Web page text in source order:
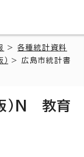
> 各種統計資料
> 広島市統計書
）N 教育